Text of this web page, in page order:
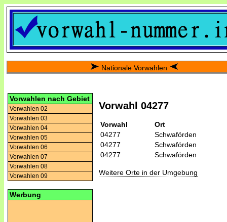
Nationale Vorwahlen
Vorwahlen nach Gebiet
Vorwahlen 02
Vorwahlen 03
Vorwahlen 04
Vorwahlen 05
Vorwahlen 06
Vorwahlen 07
Vorwahlen 08
Vorwahlen 09
Werbung
Vorwahl 04277
Vorwahl
Ort
04277
Schwaförden
04277
Schwaförden
04277
Schwaförden
Weitere Orte in der Umgebung